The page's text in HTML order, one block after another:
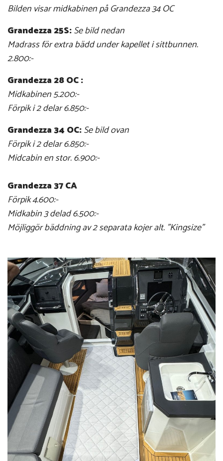
Bilden visar midkabinen på Grandezza 34 OC
Grandezza 25S:Se bild nedan
Madrass för extra bädd under kapellet i sittbunnen.
2.800:-
Grandezza 28 OC :
Midkabinen 5.200:-
Förpik i 2 delar 6.850:-
Grandezza 34 OC:Se bild ovan
Förpik i 2 delar 6.850:-
Midcabin en stor. 6.900:-
Grandezza 37 CA
Förpik 4.600:-
Midkabin 3 delad 6.500:-
Möjliggör bäddning av 2 separata kojer alt. "Kingsize"